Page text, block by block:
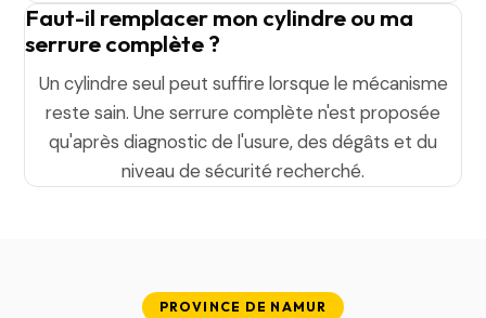
Faut-il remplacer mon cylindre ou ma
serrure complète ?
Un cylindre seul peut suffire lorsque le mécanisme
reste sain. Une serrure complète n'est proposée
qu'après diagnostic de l'usure, des dégâts et du
niveau de sécurité recherché.
PROVINCE DE NAMUR